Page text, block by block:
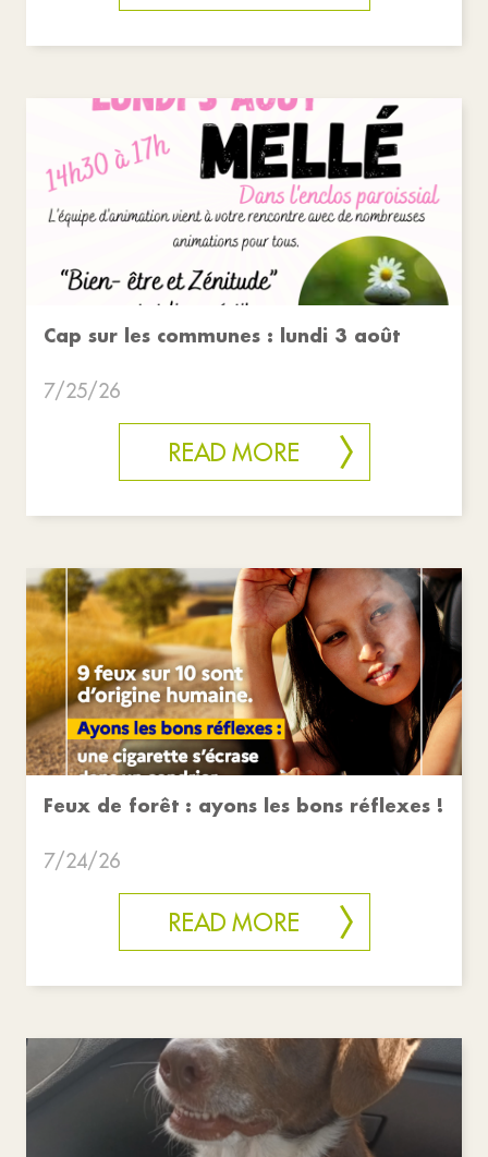
Cap sur les communes : lundi 3 août
7/25/26
READ MORE
Feux de forêt : ayons les bons réflexes !
7/24/26
READ MORE